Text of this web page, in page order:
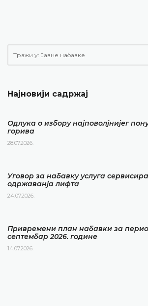
Најновији садржај
Одлука о избору најповолјнијег
горива
28.07.2026.
Уговор за набавку услуга
одржаванја лифта
24.07.2026.
Привремени план набавки за
септембар 2026. године
14.07.2026.